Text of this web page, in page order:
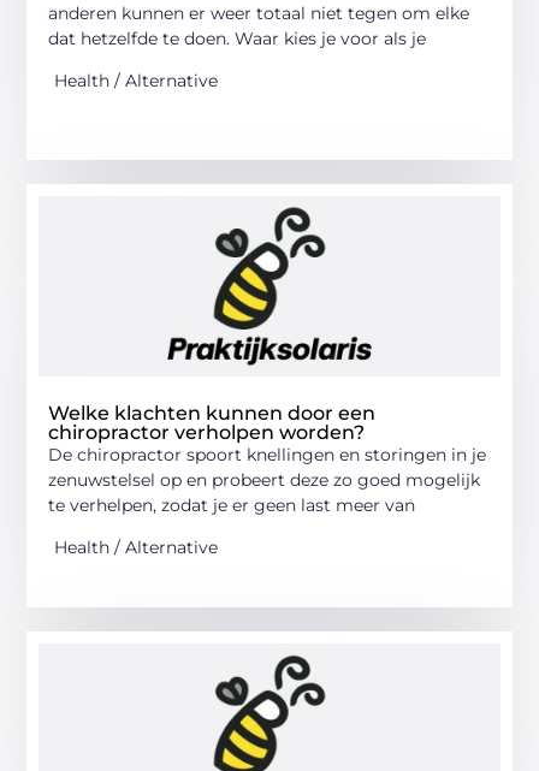
anderen kunnen er weer totaal niet tegen om elke
dat hetzelfde te doen. Waar kies je voor als je
Health / Alternative
Welke klachten kunnen door een
chiropractor verholpen worden?
De chiropractor spoort knellingen en storingen in je
zenuwstelsel op en probeert deze zo goed mogelijk
te verhelpen, zodat je er geen last meer van
Health / Alternative